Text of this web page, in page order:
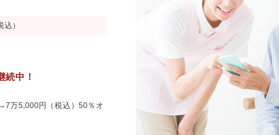
）
続中！
万5,000円（税込）50％オ